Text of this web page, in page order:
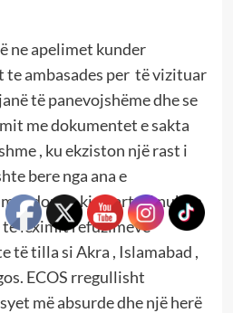
ne apelimet kunder
ambasades per të vizituar
të panevojshëme dhe se
me dokumentet e sakta
, ku ekziston një rast i
bere nga ana e
se kjo qartazi nuk ka
të leximit refuzimeve
të tilla si Akra , Islamabad ,
ECOS rregullisht
më absurde dhe një herë